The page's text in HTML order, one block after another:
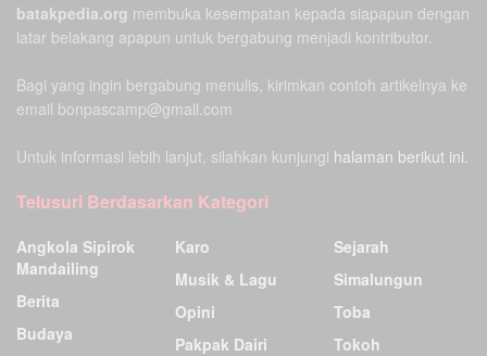
batakpedia.org membuka kesempatan kepada siapapun dengan
latar belakang apapun untuk bergabung menjadi kontributor.
Bagi yang ingin bergabung menulis, kirimkan contoh artikelnya ke
email bonpascamp@gmail.com
Untuk informasi lebih lanjut, silahkan kunjungi halaman berikut ini.
Telusuri Berdasarkan Kategori
Angkola Sipirok
Mandailing
Berita
Budaya
Karo
Musik & Lagu
Opini
Pakpak Dairi
Sejarah
Simalungun
Toba
Tokoh